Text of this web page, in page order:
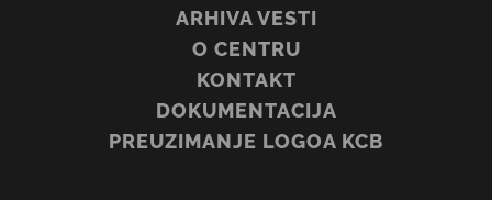
ARHIVA VESTI
O CENTRU
KONTAKT
DOKUMENTACIJA
PREUZIMANJE LOGOA KCB